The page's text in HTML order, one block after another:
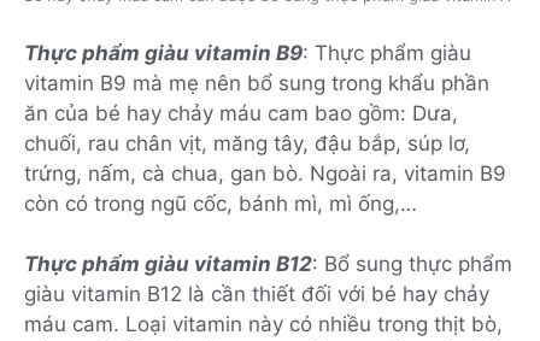
Thực phẩm giàu vitamin B9: Thực phẩm giàu
vitamin B9 mà mẹ nên bổ sung trong khẩu phần
ăn của bé hay chảy máu cam bao gồm: Dưa,
chuối, rau chân vịt, măng tây, đậu bắp, súp lơ,
trứng, nấm, cà chua, gan bò. Ngoài ra, vitamin B9
còn có trong ngũ cốc, bánh mì, mì ống,…
Thực phẩm giàu vitamin B12: Bổ sung thực phẩm
giàu vitamin B12 là cần thiết đối với bé hay chảy
máu cam. Loại vitamin này có nhiều trong thịt bò,